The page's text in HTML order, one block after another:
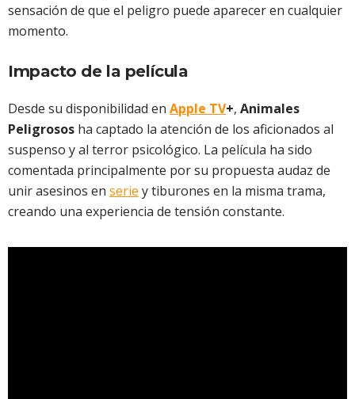
sensación de que el peligro puede aparecer en cualquier
momento.
Impacto de la película
Desde su disponibilidad en Apple TV+, Animales
Peligrosos ha captado la atención de los aficionados al
suspenso y al terror psicológico. La película ha sido
comentada principalmente por su propuesta audaz de
unir asesinos en serie y tiburones en la misma trama,
creando una experiencia de tensión constante.